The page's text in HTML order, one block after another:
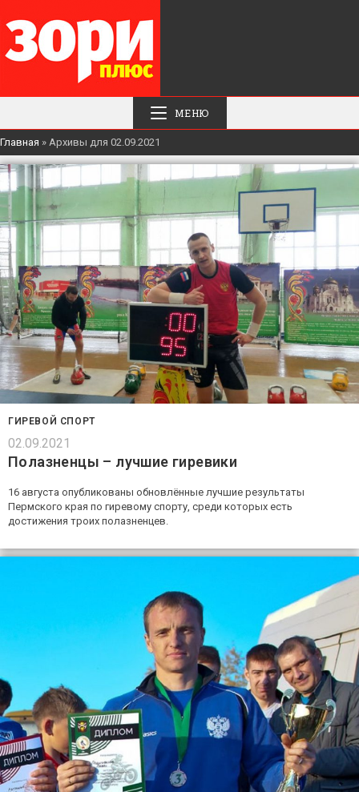
МЕНЮ
Главная » Архивы для 02.09.2021
ГИРЕВОЙ СПОРТ
02.09.2021
Полазненцы – лучшие гиревики
16 августа опубликованы обновлённые лучшие результаты
Пермского края по гиревому спорту, среди которых есть
достижения троих полазненцев.